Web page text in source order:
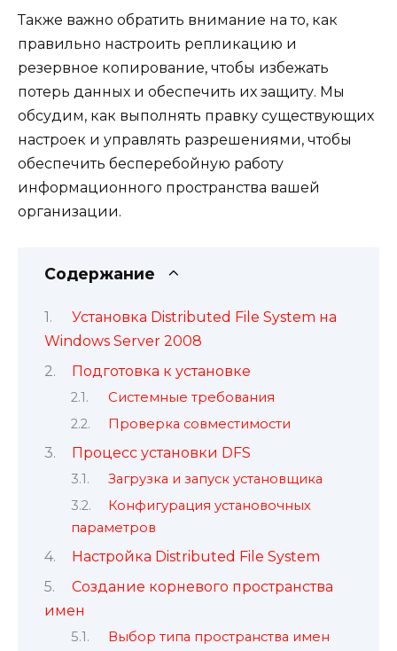
Также важно обратить внимание на то, как
правильно настроить репликацию и
резервное копирование, чтобы избежать
потерь данных и обеспечить их защиту. Мы
обсудим, как выполнять правку существующих
настроек и управлять разрешениями, чтобы
обеспечить бесперебойную работу
информационного пространства вашей
организации.
Содержание
Установка Distributed File System на
Windows Server 2008
Подготовка к установке
Системные требования
Проверка совместимости
Процесс установки DFS
Загрузка и запуск установщика
Конфигурация установочных
параметров
Настройка Distributed File System
Создание корневого пространства
имен
Выбор типа пространства имен